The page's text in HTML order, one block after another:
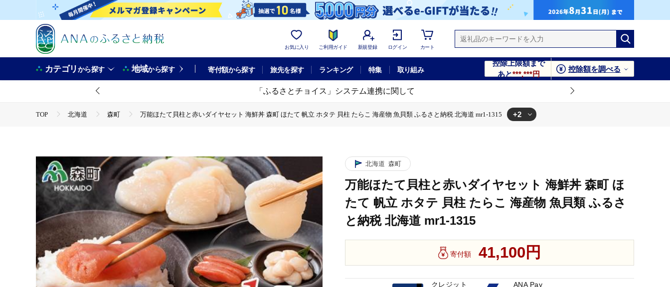
お気に入り ご利用ガイド 新規登録 ログイン カート
カテゴリから探す 地域から探す 寄付額から探す 旅先を探す ランキング 特集 取り組み
控除上限額まで
あと***,***円
控除額を調べる
「ふるさとチョイス」システム連携に関して
TOP 北海道 森町 万能ほたて貝柱と赤いダイヤセット 海鮮丼 森町 ほたて 帆立 ホタテ 貝柱 たらこ 海産物 魚貝類 ふるさと納税 北海道 mr1-1315 +2
北海道 森町
万能ほたて貝柱と赤いダイヤセット 海鮮丼 森町 ほ
たて 帆立 ホタテ 貝柱 たらこ 海産物 魚貝類 ふるさ
と納税 北海道 mr1-1315
寄付額 41,100円
クレジット
ANA Pay